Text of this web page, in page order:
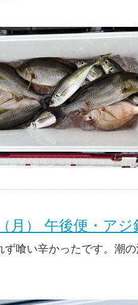
月） 午後便・アジ
ず喰い辛かったです。潮